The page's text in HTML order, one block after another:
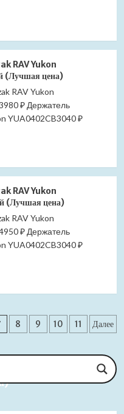
RAV Yukon
(Лучшая цена)
RAV Yukon
₽ Держатель
YUA0402CB3040 ₽
RAV Yukon
(Лучшая цена)
RAV Yukon
₽ Держатель
YUA0402CB3040 ₽
8 9 10 11 Далее
Delafon Brive